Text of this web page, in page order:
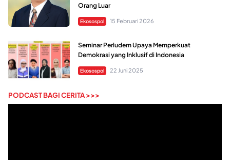
Orang Luar
Ekosospol 15 Februari 2026
Seminar Perludem Upaya Memperkuat
Demokrasi yang Inklusif di Indonesia
Ekosospol 22 Juni 2025
PODCAST BAGI CERITA >>>